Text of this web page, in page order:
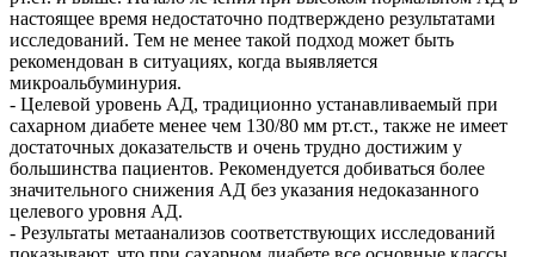
настоящее время недостаточно подтверждено результатами
исследований. Тем не менее такой подход может быть
рекомендован в ситуациях, когда выявляется
микроальбуминурия.
- Целевой уровень АД, традиционно устанавливаемый при
сахарном диабете менее чем 130/80 мм рт.ст., также не имеет
достаточных доказательств и очень трудно достижим у
большинства пациентов. Рекомендуется добиваться более
значительного снижения АД без указания недоказанного
целевого уровня АД.
- Результаты метаанализов соответствующих исследований